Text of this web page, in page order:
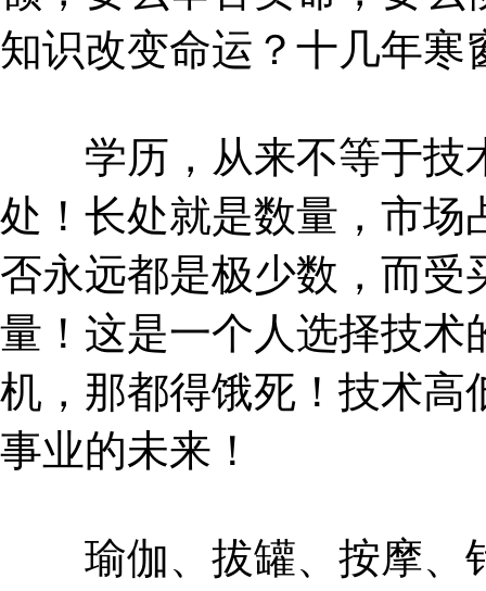
知识改变命运？十几年寒
学历，从来不等于技
处！长处就是数量，市场
否永远都是极少数，而受
量！这是一个人选择技术
机，那都得饿死！技术高
事业的未来！
瑜伽、拔罐、按摩、